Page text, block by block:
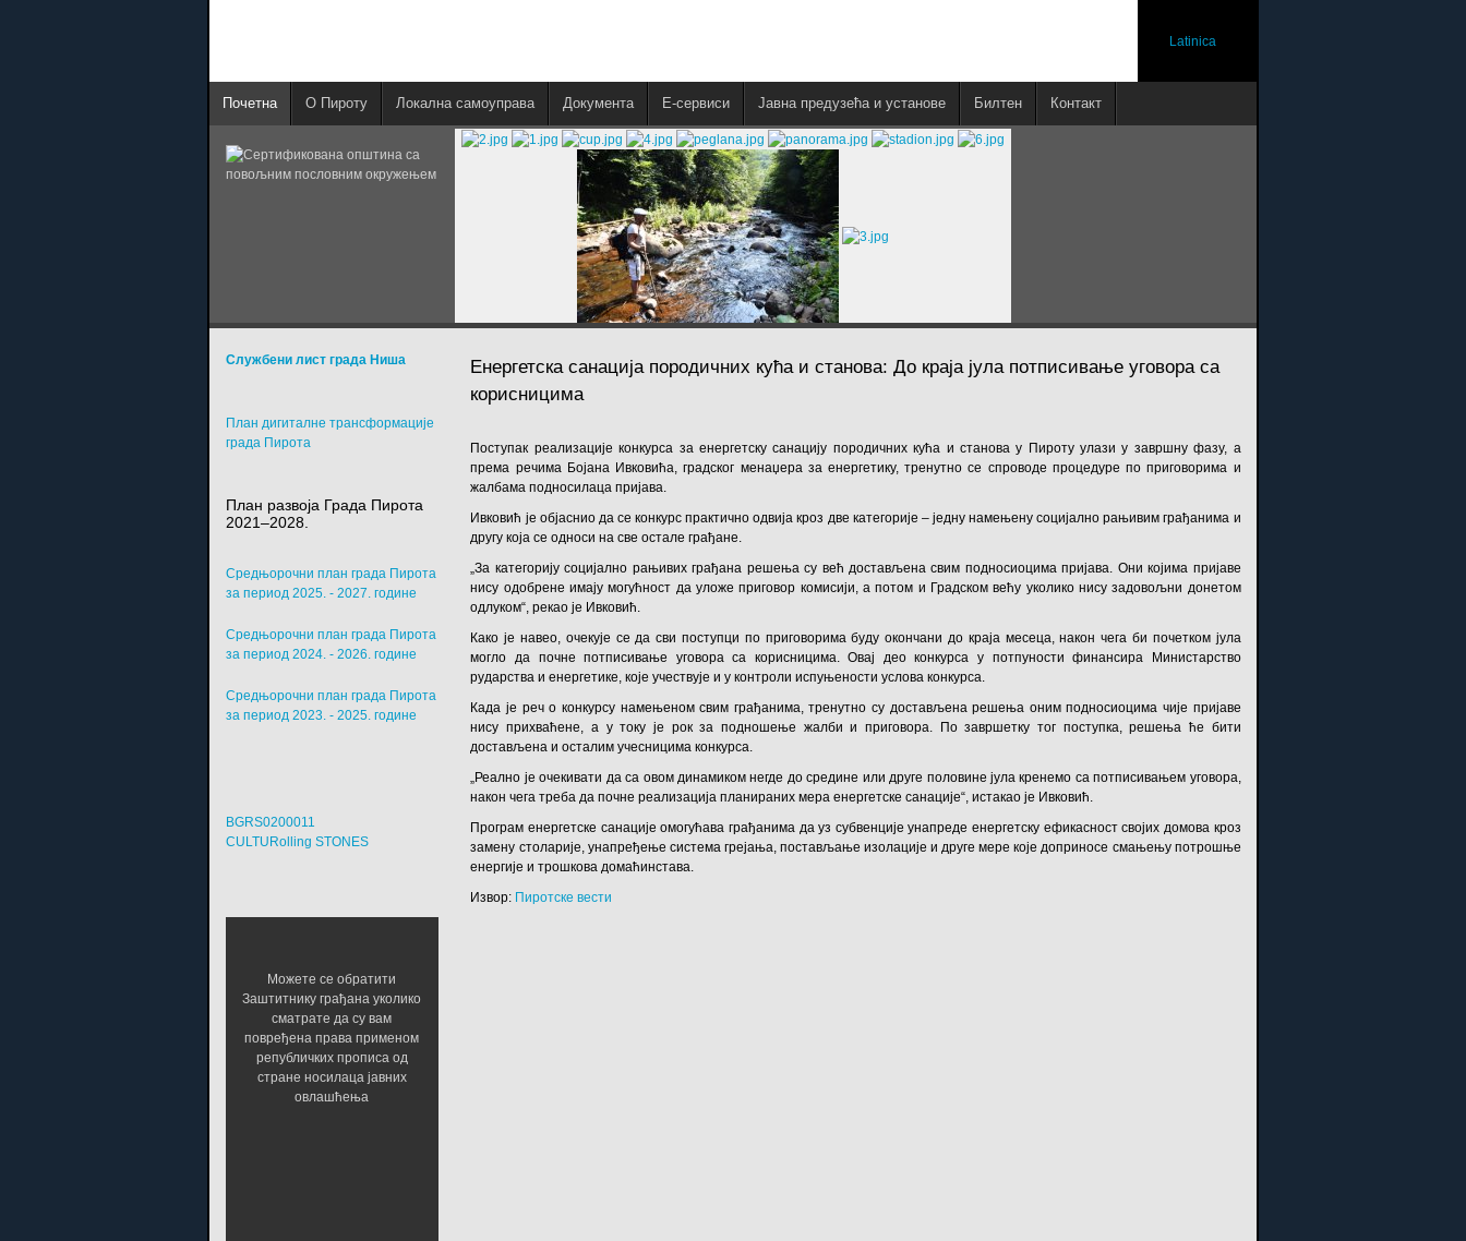
Latinica
Почетна О Пироту Локална самоуправа Документа E-сервиси Јавна предузећа и установе Билтен Контакт
Енергетска санација породичних кућа и станова: До краја јула потписивање уговора са
корисницима
Поступак реализације конкурса за енергетску санацију породичних кућа и станова у Пироту улази у завршну фазу, а
према речима Бојана Ивковића, градског менаџера за енергетику, тренутно се спроводе процедуре по приговорима и
жалбама подносилаца пријава.
Ивковић је објаснио да се конкурс практично одвија кроз две категорије – једну намењену социјално рањивим грађанима и
другу која се односи на све остале грађане.
„За категорију социјално рањивих грађана решења су већ достављена свим подносиоцима пријава. Они којима пријаве
нису одобрене имају могућност да уложе приговор комисији, а потом и Градском већу уколико нису задовољни донетом
одлуком“, рекао је Ивковић.
Како је навео, очекује се да сви поступци по приговорима буду окончани до краја месеца, након чега би почетком јула
могло да почне потписивање уговора са корисницима. Овај део конкурса у потпуности финансира Министарство
рударства и енергетике, које учествује и у контроли испуњености услова конкурса.
Када је реч о конкурсу намењеном свим грађанима, тренутно су достављена решења оним подносиоцима чије пријаве
нису прихваћене, а у току је рок за подношење жалби и приговора. По завршетку тог поступка, решења ће бити
достављена и осталим учесницима конкурса.
„Реално је очекивати да са овом динамиком негде до средине или друге половине јула кренемо са потписивањем уговора,
након чега треба да почне реализација планираних мера енергетске санације“, истакао је Ивковић.
Програм енергетске санације омогућава грађанима да уз субвенције унапреде енергетску ефикасност својих домова кроз
замену столарије, унапређење система грејања, постављање изолације и друге мере које доприносе смањењу потрошње
енергије и трошкова домаћинстава.
Извор: Пиротске вести
Службени лист града Ниша
План дигиталне трансформације
града Пирота
План развоја Града Пирота
2021–2028.
Средњорочни план града Пирота
за период 2025. - 2027. године
Средњорочни план града Пирота
за период 2024. - 2026. године
Средњорочни план града Пирота
за период 2023. - 2025. године
BGRS0200011
CULTURolling STONES
Можете се обратити
Заштитнику грађана уколико
сматрате да су вам
повређена права применом
републичких прописа од
стране носилаца јавних
овлашћења